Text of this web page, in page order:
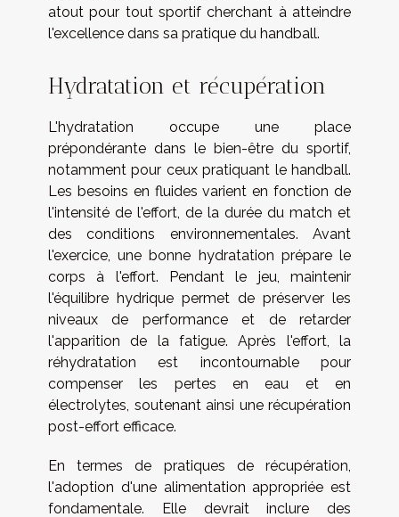
atout pour tout sportif cherchant à atteindre
l'excellence dans sa pratique du handball.
Hydratation et récupération
L'hydratation occupe une place
prépondérante dans le bien-être du sportif,
notamment pour ceux pratiquant le handball.
Les besoins en fluides varient en fonction de
l'intensité de l'effort, de la durée du match et
des conditions environnementales. Avant
l'exercice, une bonne hydratation prépare le
corps à l'effort. Pendant le jeu, maintenir
l'équilibre hydrique permet de préserver les
niveaux de performance et de retarder
l'apparition de la fatigue. Après l'effort, la
réhydratation est incontournable pour
compenser les pertes en eau et en
électrolytes, soutenant ainsi une récupération
post-effort efficace.
En termes de pratiques de récupération,
l'adoption d'une alimentation appropriée est
fondamentale. Elle devrait inclure des